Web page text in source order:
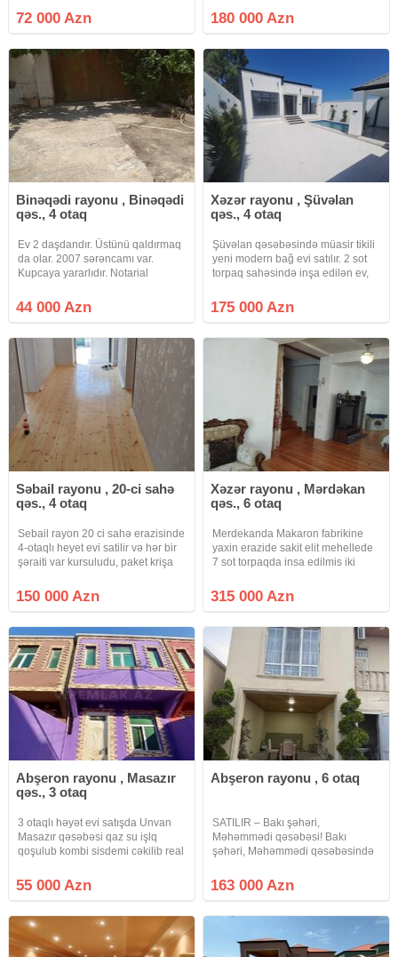
konalizasiya bütün
kom.var.2mekteb bağça 24saat
yaxındı.113nom.avtobus evin
yaxınlığından 20deqiqeye metro
72 000 Azn
otagli amerikanka layiheli heyet
evi satilir.Sened-Cixariw eve. 2 sot
180 000 Azn
Binəqədi rayonu , Binəqədi
qəs., 4 otaq
Ev 2 daşdandır. Üstünü qaldırmaq
da olar. 2007 sərəncamı var.
Kupcaya yararlıdır. Notarial
Maşın rahatlıqla həyətə daxil olur
2012 də tikilib. Qaz işiq su internet
44 000 Azn
Xəzər rayonu , Şüvəlan
qəs., 4 otaq
Şüvəlan qəsəbəsində müasir tikili
yeni modern bağ evi satılır. 2 sot
torpaq sahəsində inşa edilən ev,
Mətbəxt 3 Yataq otağı 2 Saunzer
(evin daxilində). Hovuz /Besetka. 1
175 000 Azn
Səbail rayonu , 20-ci sahə
qəs., 4 otaq
Sebail rayon 20 ci sahə erazisinde
4-otaqlı heyet evi satilir və hər bir
şəraiti var kursuludu, paket krişa
sistemi, masin gire heyeti, hazir gir
yaşa evdir.
150 000 Azn
Xəzər rayonu , Mərdəkan
qəs., 6 otaq
Merdekanda Makaron fabrikine
yaxin erazide sakit elit mehellede
7 sot torpaqda insa edilmis iki
bostanli , her nov meyve aqaclari,
monolit sutunlar uzerinde iki dasla
315 000 Azn
Abşeron rayonu , Masazır
qəs., 3 otaq
3 otaqlı həyət evi satışda Unvan
Masazır qəsəbəsi qaz su işlq
qoşulub kombi sisdemi cəkilib real
yaxındır kupca var
55 000 Azn
Abşeron rayonu , 6 otaq
SATILIR – Bakı şəhəri,
Məhəmmədi qəsəbəsi! Bakı
şəhəri, Məhəmmədi qəsəbəsində
tikilmiş tam şəraitli 2 mərtəbəli, 6
otaqlı fərdi yaşayış evi satışa
163 000 Azn